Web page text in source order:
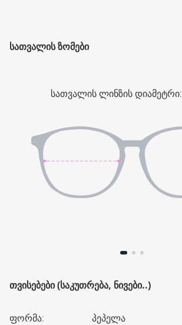
ᲡᲐᲗᲕᲐᲚᲘᲡ ᲖᲝᲛᲔᲑᲘ
სათვალის ლინზის დიამეტრი:
ᲗᲕᲘᲡᲔᲑᲔᲑᲘ (ᲡᲐᲙᲣᲗᲠᲔᲑᲐ, ᲜᲘᲕᲔᲑᲘ..)
ფორმა:
პეპელა